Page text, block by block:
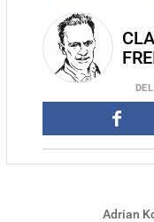
Adrian